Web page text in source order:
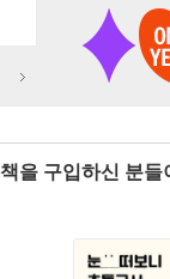
을 구입하신 분